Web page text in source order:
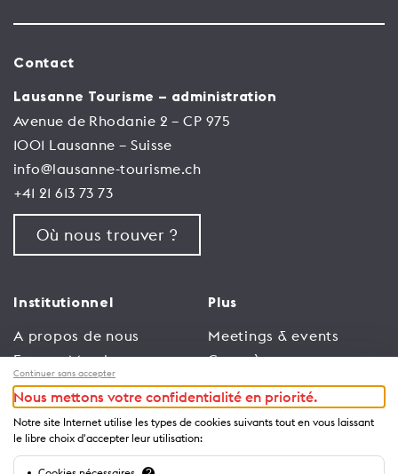
Contact
Lausanne Tourisme – administration
Avenue de Rhodanie 2 – CP 975
1001 Lausanne – Suisse
info@lausanne-tourisme.ch
+41 21 613 73 73
Où nous trouver ?
Institutionnel
A propos de nous
Espace Membres
Emploi
Conditions générales
d’utilisation
Politique de
Plus
Meetings & events
Congrès
Trade
Espace Médias
Annonceurs
Brochures et guides
Continuer sans accepter
Nous mettons votre confidentialité en priorité.
Notre site Internet utilise les types de cookies suivants tout en vous laissant
le libre choix d'accepter leur utilisation: